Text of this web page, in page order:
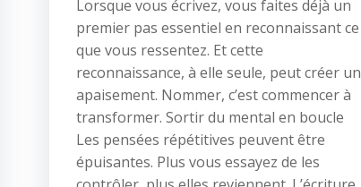
Lorsque vous écrivez, vous faites déjà un
premier pas essentiel en reconnaissant ce
que vous ressentez. Et cette
reconnaissance, à elle seule, peut créer un
apaisement. Nommer, c’est commencer à
transformer. Sortir du mental en boucle
Les pensées répétitives peuvent être
épuisantes. Plus vous essayez de les